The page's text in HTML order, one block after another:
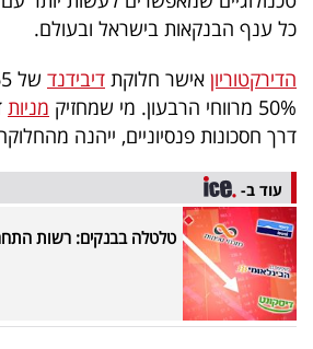
כל ענף הבנקאות בישראל ובעולם.
הדירקטוריון אישר חלוקת דיבידנד
50% מרווחי הרבעון. מי שמחזיק
מניות
דרך חסכונות פנסיוניים, ייהנה
עוד ב-
טלטלה בבנקים: רשות